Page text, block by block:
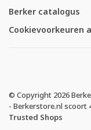
Berker catalogus
Cookievoorkeuren
© Copyright 2026
- Berkerstore.nl scoort
Trusted Shops